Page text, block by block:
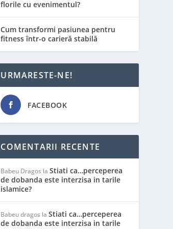
florile cu evenimentul?
Cum transformi pasiunea pentru
fitness într-o carieră stabilă
URMARESTE-NE!
FACEBOOK
COMENTARII RECENTE
Babeu Dragos laStiati ca…perceperea
de dobanda este interzisa in tarile
islamice?
Babeu dragos laStiati ca…perceperea
de dobanda este interzisa in tarile